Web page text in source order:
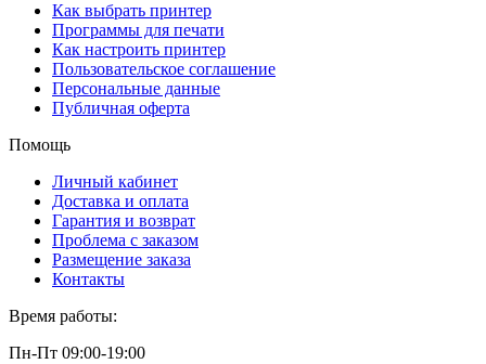
Как выбрать принтер
Программы для печати
Как настроить принтер
Пользовательское соглашение
Персональные данные
Публичная оферта
Помощь
Личный кабинет
Доставка и оплата
Гарантия и возврат
Проблема с заказом
Размещение заказа
Контакты
Время работы:
Пн-Пт 09:00-19:00